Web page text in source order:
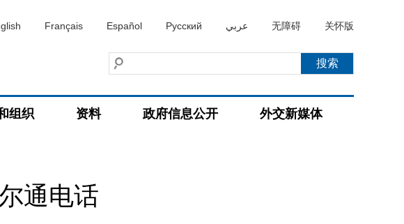
Français Español Русский عربي 无障碍 关怀版
组织 资料 政府信息公开 外交新媒体
通电话